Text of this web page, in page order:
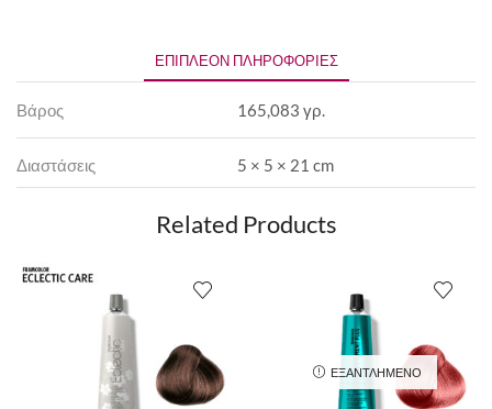
ΕΠΙΠΛΈΟΝ ΠΛΗΡΟΦΟΡΊΕΣ
Βάρος 165,083 γρ.
Διαστάσεις 5 × 5 × 21 cm
Related Products
ΕΞΑΝΤΛΗΜΈΝΟ